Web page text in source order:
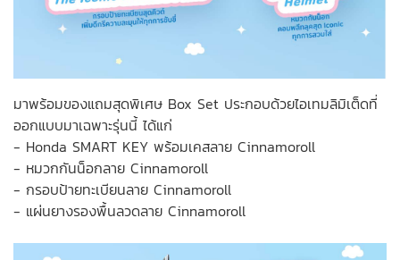
มาพร้อมของแถมสุดพิเศษ Box Set ประกอบด้วยไอเทมลิมิเต็ดที่
ออกแบบมาเฉพาะรุ่นนี้ ได้แก่
- Honda SMART KEY พร้อมเคสลาย Cinnamoroll
- หมวกกันน็อกลาย Cinnamoroll
- กรอบป้ายทะเบียนลาย Cinnamoroll
- แผ่นยางรองพื้นลวดลาย Cinnamoroll